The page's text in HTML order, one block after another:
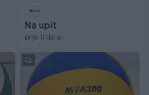
Novo
Na upit
prije 11 dana